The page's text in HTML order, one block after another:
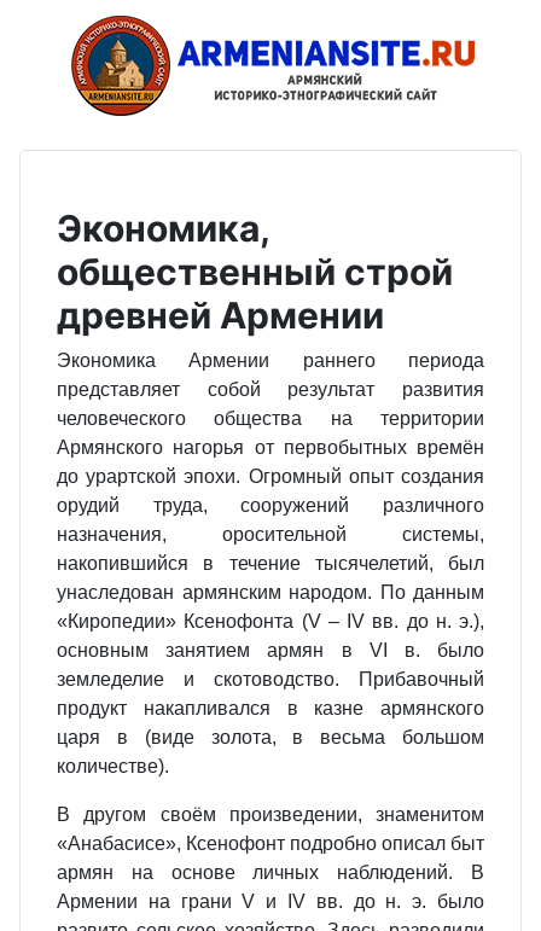
Экономика,
общественный строй
древней Армении
Экономика Армении раннего периода
представляет собой результат развития
человеческого общества на территории
Армянского нагорья от первобытных времён
до урартской эпохи. Огромный опыт создания
орудий труда, сооружений различного
назначения, оросительной системы,
накопившийся в течение тысячелетий, был
унаследован армянским народом. По данным
«Киропедии» Ксенофонта (V – IV вв. до н. э.),
основным занятием армян в VI в. было
земледелие и скотоводство. Прибавочный
продукт накапливался в казне армянского
царя в (виде золота, в весьма большом
количестве).
В другом своём произведении, знаменитом
«Анабасисе», Ксенофонт подробно описал быт
армян на основе личных наблюдений. В
Армении на грани V и IV вв. до н. э. было